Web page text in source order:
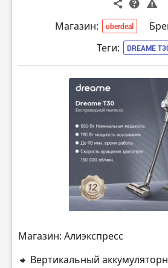
Магазин: uberdeal
Теги: DREAME
Магазин: Алиэкспресс
🔸 Вертикальный